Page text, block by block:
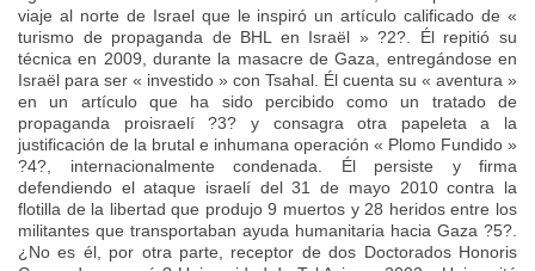
viaje al norte de Israel que le inspiró un artículo calificado de «
turismo de propaganda de BHL en Israël » ?2?. Él repitió su
técnica en 2009, durante la masacre de Gaza, entregándose en
Israël para ser « investido » con Tsahal. Él cuenta su « aventura »
en un artículo que ha sido percibido como un tratado de
propaganda proisraelí ?3? y consagra otra papeleta a la
justificación de la brutal e inhumana operación « Plomo Fundido »
?4?, internacionalmente condenada. Él persiste y firma
defendiendo el ataque israelí del 31 de mayo 2010 contra la
flotilla de la libertad que produjo 9 muertos y 28 heridos entre los
militantes que transportaban ayuda humanitaria hacia Gaza ?5?.
¿No es él, por otra parte, receptor de dos Doctorados Honoris